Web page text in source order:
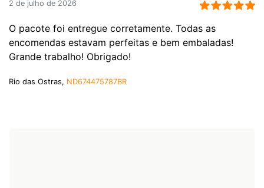
2 de julho de 2026
O pacote foi entregue corretamente. Todas as
encomendas estavam perfeitas e bem embaladas!
Grande trabalho! Obrigado!
Rio das Ostras, ND674475787BR